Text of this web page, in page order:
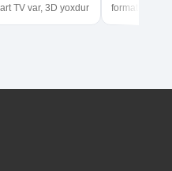
TV var, 3D yoxdur
formatı,